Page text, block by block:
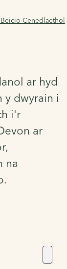
Cenedlaethol
ar hyd
y dwyrain i
i'r
ar
na